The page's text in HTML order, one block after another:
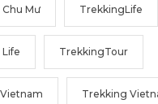
Mư TrekkingLife
TrekkingTour
Trekking